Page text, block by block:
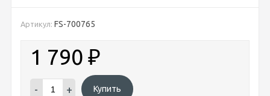
Артикул: FS-700765
1 790 ₽
- + Купить